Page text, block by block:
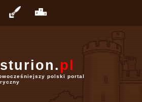
pl
polski portal